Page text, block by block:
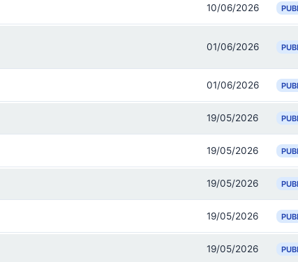
10/06/2026
01/06/2026
01/06/2026
19/05/2026
19/05/2026
19/05/2026
19/05/2026
19/05/2026